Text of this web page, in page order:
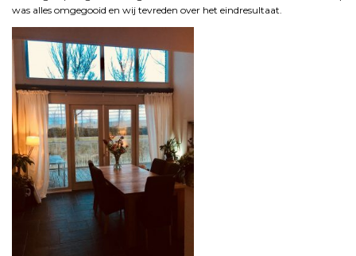
was alles omgegooid en wij tevreden over het eindresultaat.